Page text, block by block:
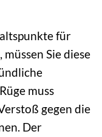
für
Sie diese
muss
gegen die
Der